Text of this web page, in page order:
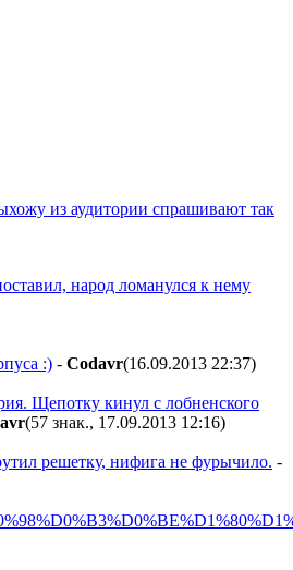
из аудитории спрашивают так
народ ломанулся к нему
:) - Codavr(16.09.2013 22:37)
Щепотку кинул с лобненского
(57 знак., 17.09.2013 12:16)
решетку, нифига не фурычило. -